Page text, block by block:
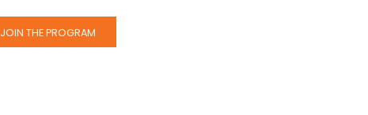
JOIN THE PROGRAM